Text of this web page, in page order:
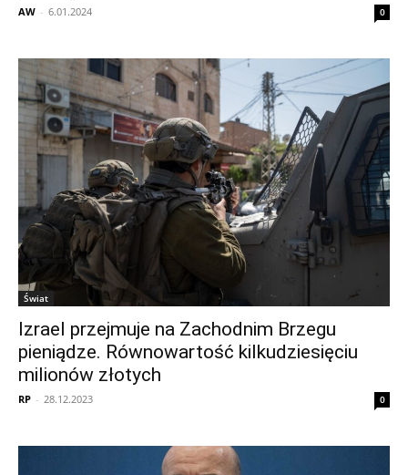
AW - 6.01.2024 0
Świat
Izrael przejmuje na Zachodnim Brzegu
pieniądze. Równowartość kilkudziesięciu
milionów złotych
RP - 28.12.2023 0